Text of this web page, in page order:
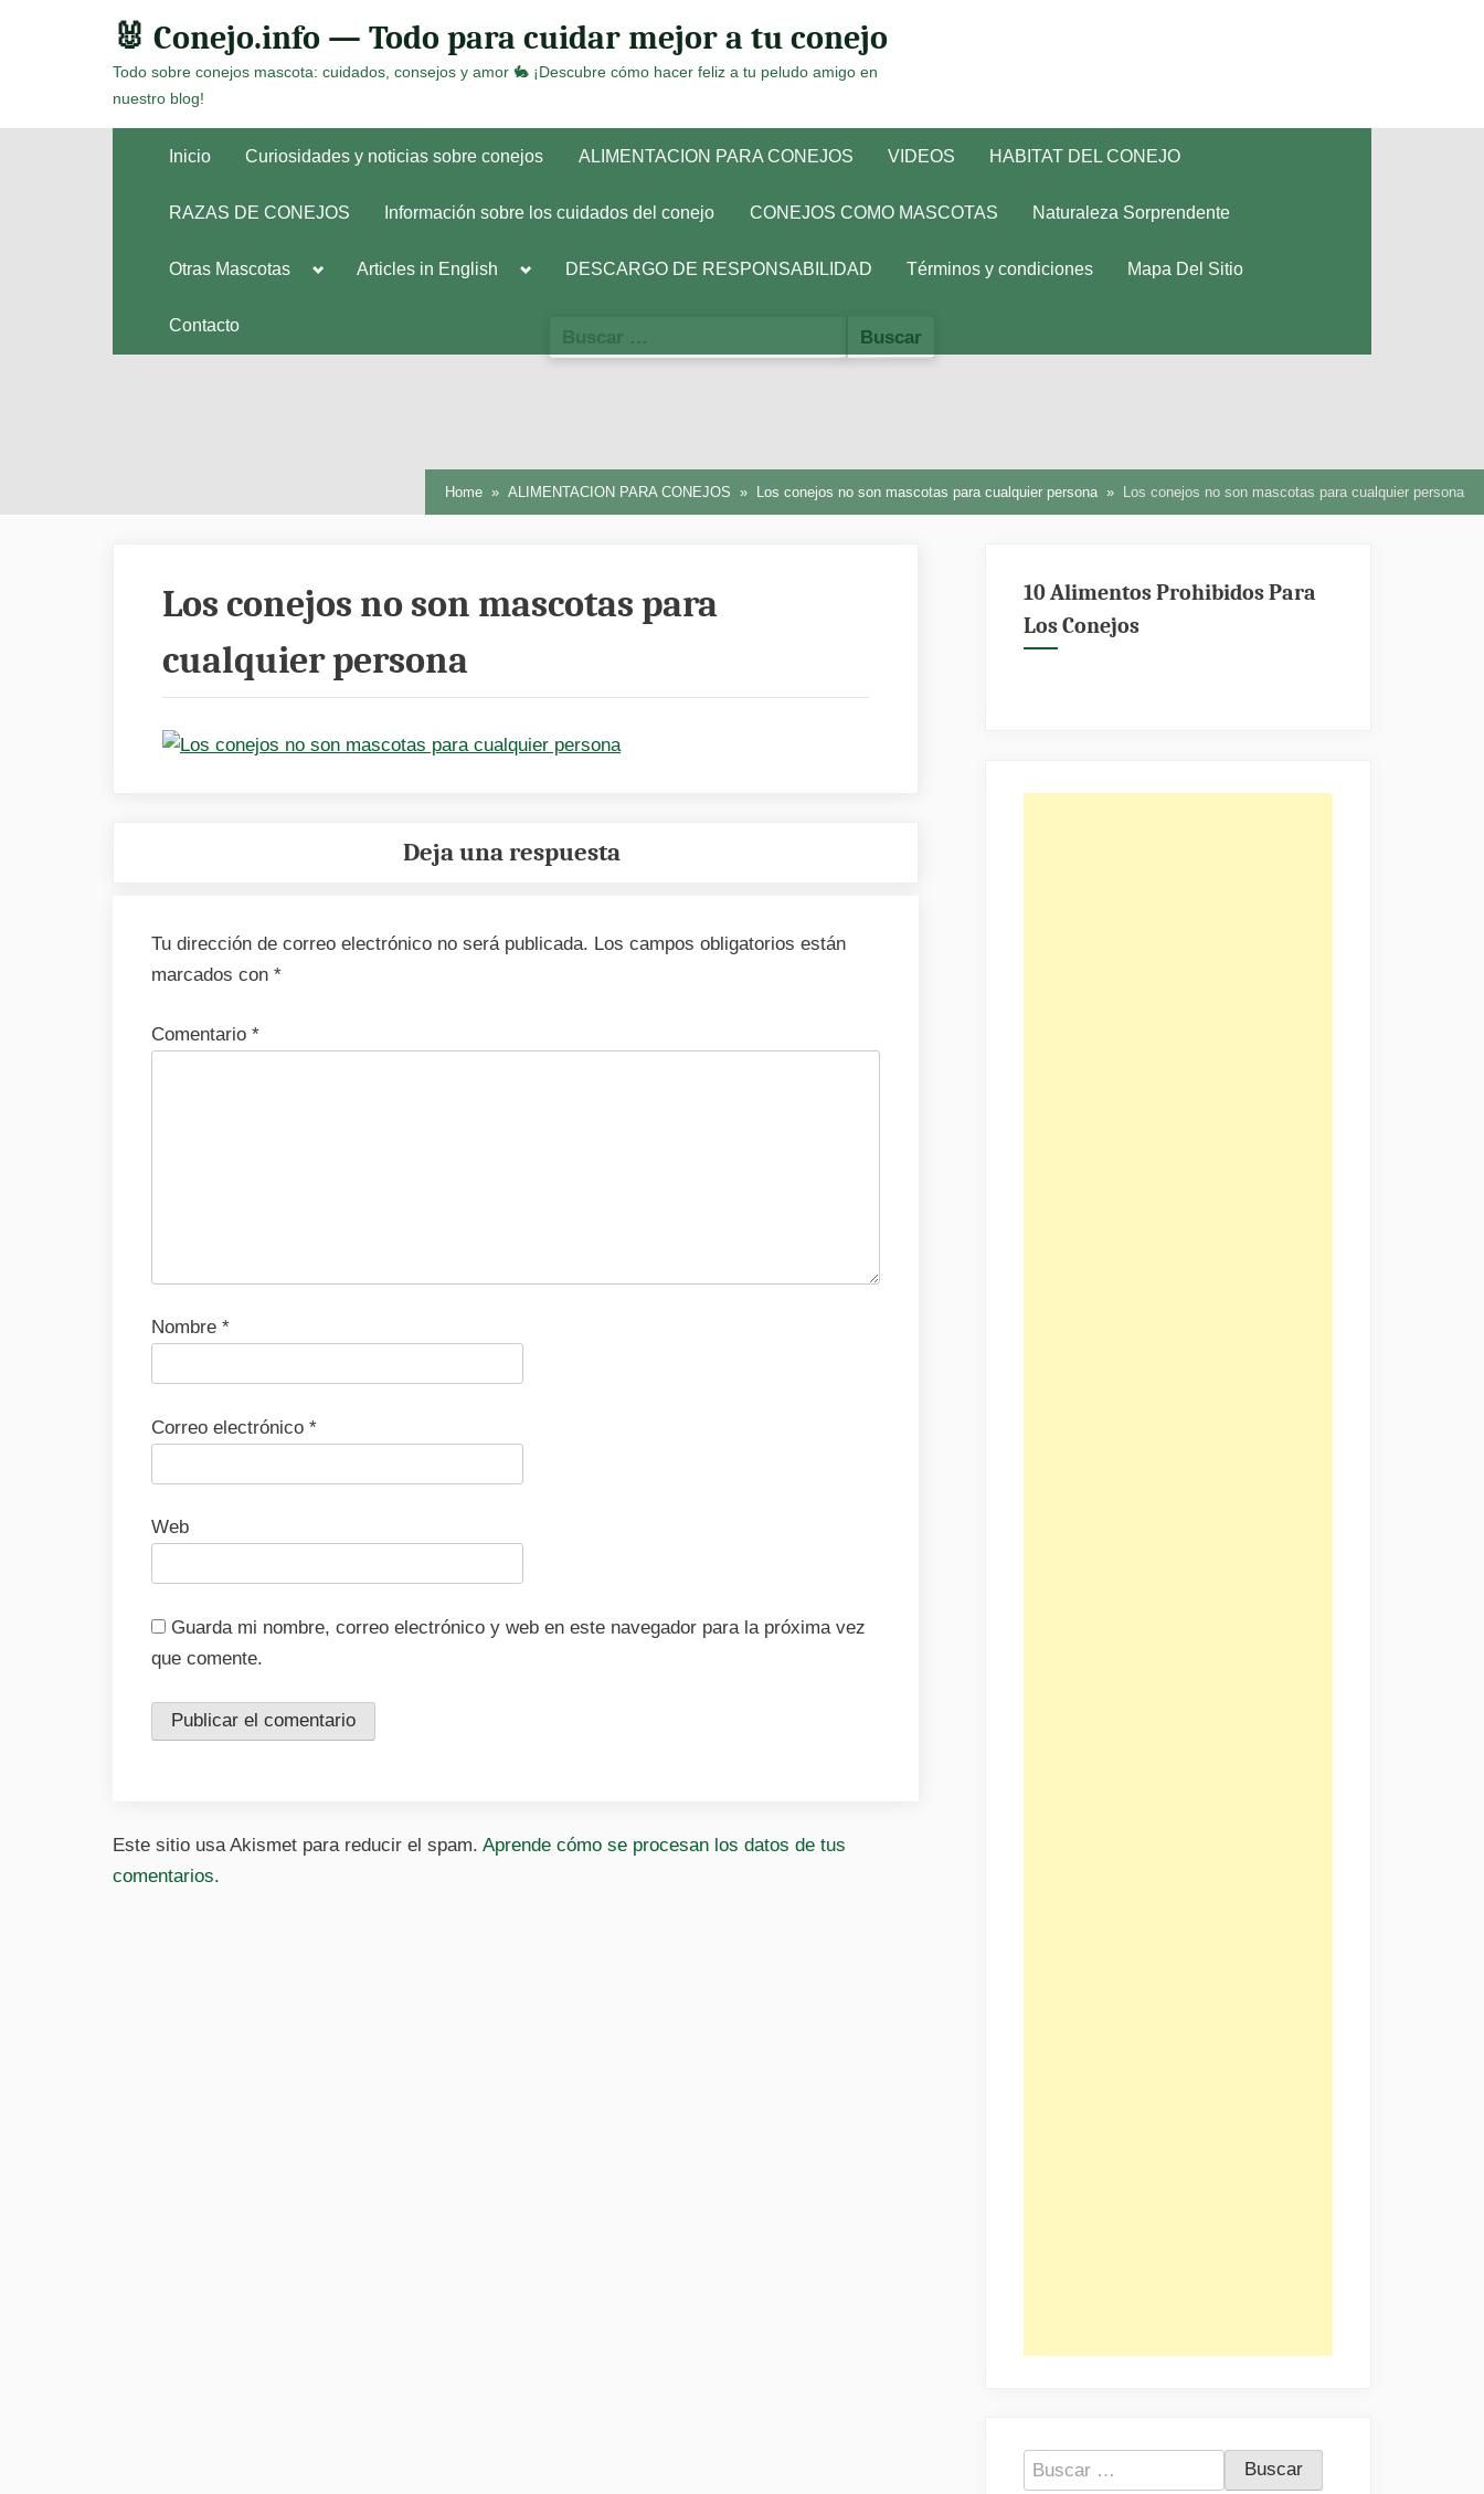
🐰 Conejo.info — Todo para cuidar mejor a tu conejo
Todo sobre conejos mascota: cuidados, consejos y amor 🐇 ¡Descubre cómo hacer feliz a tu peludo amigo en
nuestro blog!
Inicio Curiosidades y noticias sobre conejos ALIMENTACION PARA CONEJOS VIDEOS HABITAT DEL CONEJO
RAZAS DE CONEJOS Información sobre los cuidados del conejo CONEJOS COMO MASCOTAS Naturaleza Sorprendente
Otras Mascotas
Toggle
Toggle
Articles in English
ToggleDESCARGO DE RESPONSABILIDAD Términos y condiciones Mapa Del Sitio
Contacto
Home ALIMENTACION PARA CONEJOS Los conejos no son mascotas para cualquier persona Los conejos no son mascotas para cualquier persona
Los conejos no son mascotas para
cualquier persona
Deja una respuesta
Tu dirección de correo electrónico no será publicada. Los campos obligatorios están
marcados con *
Comentario *
Nombre *
Correo electrónico *
Web
Guarda mi nombre, correo electrónico y web en este navegador para la próxima vez
que comente.
Este sitio usa Akismet para reducir el spam. Aprende cómo se procesan los datos de tus
comentarios.
10 Alimentos Prohibidos Para
Los Conejos
Buscar: